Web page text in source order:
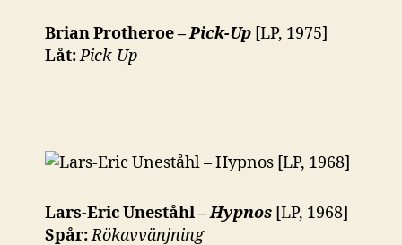
Brian Protheroe –Pick-Up [LP, 1975]
Låt:Pick-Up
Lars-Eric Uneståhl –Hypnos [LP, 1968]
Spår:Rökavvänjning